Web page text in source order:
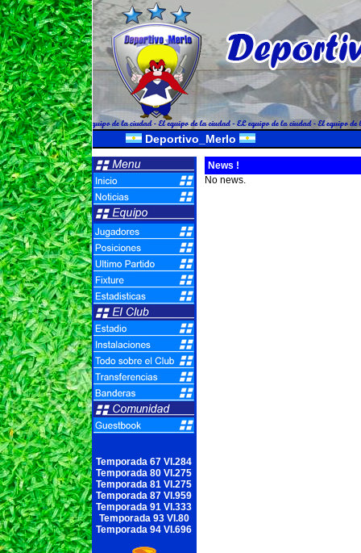
Deportivo_Merlo
Temporada 67 VI.284
Temporada 80 VI.275
Temporada 81 VI.275
Temporada 87 VI.959
Temporada 91 VI.333
Temporada 93 VI.80
Temporada 94 VI.696
News !
No news.